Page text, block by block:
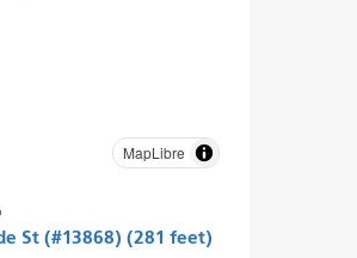
MapLibre
St (#13868) (281 feet)